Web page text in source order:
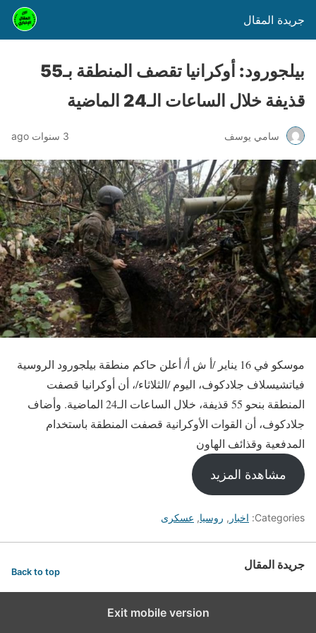
جريدة المقال
بيلجورود: أوكرانيا تقصف المنطقة بـ55
قذيفة خلال الساعات الـ24 الماضية
سامي يوسف 3 سنوات ago
موسكو في 16 يناير /أ ش أ/ أعلن حاكم منطقة بيلجورود الروسية
فياتشيسلاف جلادكوف، اليوم /الثلاثاء/، أن أوكرانيا قصفت
المنطقة بنحو 55 قذيفة، خلال الساعات الـ24 الماضية. وأضاف
جلادكوف، أن القوات الأوكرانية قصفت المنطقة باستخدام
المدفعية وقذائف الهاون
مشاهدة المزيد
Categories: اخبار , روسيا, عسكرى
جريدة المقال Back to top
Exit mobile version